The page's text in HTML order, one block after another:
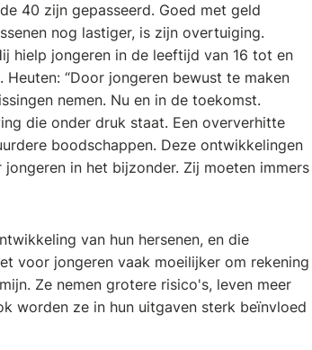
40 zijn gepasseerd. Goed met geld
nog lastiger, is zijn overtuiging.
hielp jongeren in de leeftijd van 16 tot en
“Door jongeren bewust te maken
nemen. Nu en in de toekomst.
die onder druk staat. Een oververhitte
boodschappen. Deze ontwikkelingen
in het bijzonder. Zij moeten immers
van hun hersenen, en die
voor jongeren vaak moeilijker om rekening
Ze nemen grotere risico's, leven meer
worden ze in hun uitgaven sterk beïnvloed